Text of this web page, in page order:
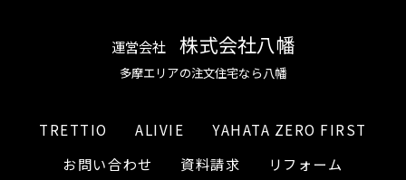
運営会社 株式会社八幡
多摩エリアの注文住宅なら八幡
TRETTIO ALIVIE
YAHATA ZERO FIRST
お問い合わせ
資料請求 リフォーム